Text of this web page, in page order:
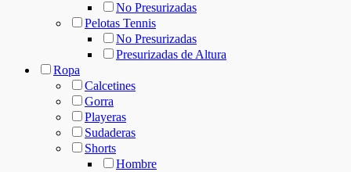
No Presurizadas
Pelotas Tennis
No Presurizadas
Presurizadas de Altura
Ropa
Calcetines
Gorra
Playeras
Sudaderas
Shorts
Hombre